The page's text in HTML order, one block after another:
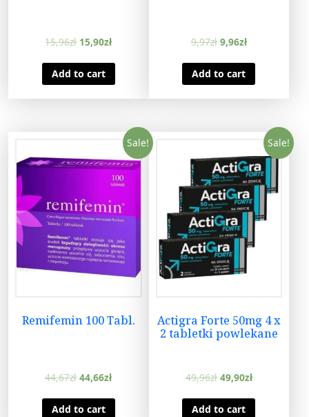
15,96zł 15,90zł
Add to cart
9,97zł 9,96zł
Add to cart
Sale!
Remifemin 100 Tabl.
44,67zł 44,66zł
Add to cart
Sale!
Actigra Forte 50mg 4 x
2 tabletki powlekane
49,96zł 49,90zł
Add to cart